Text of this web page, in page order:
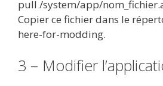
pull /system/app/
Copier ce fichier dans le
here-for-modding.
3 – Modifier